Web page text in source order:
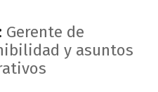
Gerente de
y asuntos